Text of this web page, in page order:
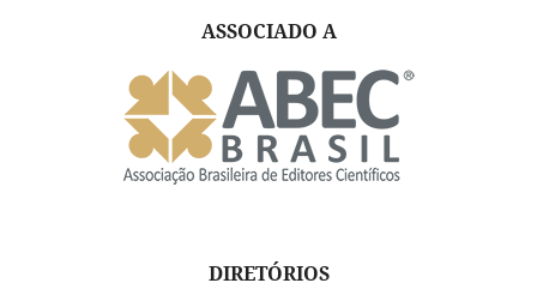
ASSOCIADO A
DIRETÓRIOS